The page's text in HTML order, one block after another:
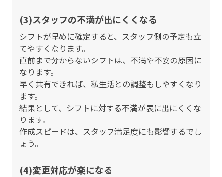
(3)スタッフの不満が出にくくなる
シフトが早めに確定すると、スタッフ側の予定も立
てやすくなります。
直前まで分からないシフトは、不満や不安の原因に
なります。
早く共有できれば、私生活との調整もしやすくなり
ます。
結果として、シフトに対する不満が表に出にくくな
ります。
作成スピードは、スタッフ満足度にも影響するでし
ょう。
(4)変更対応が楽になる